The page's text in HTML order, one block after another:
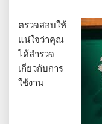
ตรวจสอบให้
แน่ใจว่าคุณ
ได้สำรวจ
เกี่ยวกับการ
ใช้งาน